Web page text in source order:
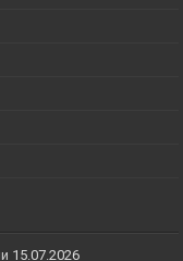
15.07.2026